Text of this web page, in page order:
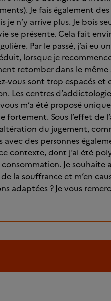
Je fais également
je n’y arrive plus. Je bois
se présente. Cela fait
Par le passé, j’ai eu
lorsque je
retomber dans le même
vous sont trop espacés et
Les centres
m’a été proposé
fortement. Sous l’effet de
du jugement,
des personnes
contexte, dont j’ai été
Je souhaite
la souffrance et m’en
adaptées ? Je vous